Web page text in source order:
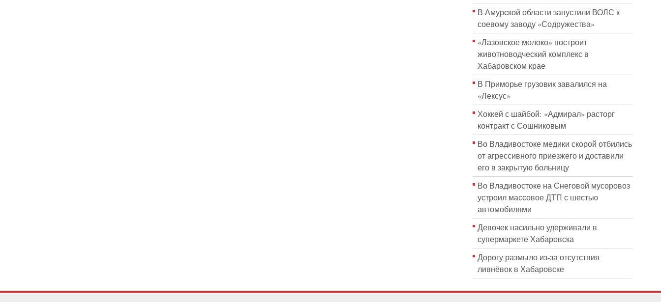
В Амурской области запустили ВОЛС к
соевому заводу «Содружества»
«Лазовское молоко» построит
животноводческий комплекс в
Хабаровском крае
В Приморье грузовик завалился на
«Лексус»
Хоккей с шайбой: «Адмирал» расторг
контракт с Сошниковым
Во Владивостоке медики скорой отбились
от агрессивного приезжего и доставили
его в закрытую больницу
Во Владивостоке на Снеговой мусоровоз
устроил массовое ДТП с шестью
автомобилями
Девочек насильно удерживали в
супермаркете Хабаровска
Дорогу размыло из-за отсутствия
ливнёвок в Хабаровске